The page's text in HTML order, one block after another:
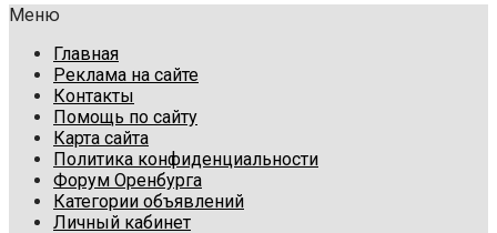
Меню
Главная
Реклама на сайте
Контакты
Помощь по сайту
Карта сайта
Политика конфиденциальности
Форум Оренбурга
Категории объявлений
Личный кабинет